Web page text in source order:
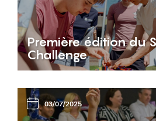
Première édition du
Challenge
03/07/2025